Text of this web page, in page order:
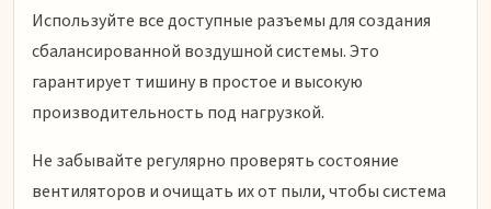
Используйте все доступные разъемы для создания
сбалансированной воздушной системы. Это
гарантирует тишину в простое и высокую
производительность под нагрузкой.
Не забывайте регулярно проверять состояние
вентиляторов и очищать их от пыли, чтобы система